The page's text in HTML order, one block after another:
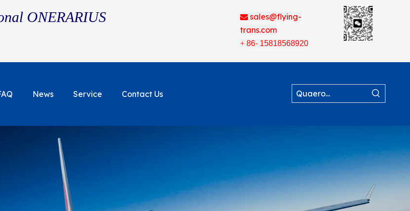
ONERARIUS
 sales@flying-
trans.com
+86- 15818568920
News Service Contact Us